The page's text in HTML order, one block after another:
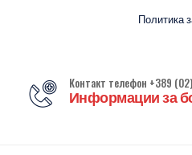
Политика
Контакт телефон +389
Информации за